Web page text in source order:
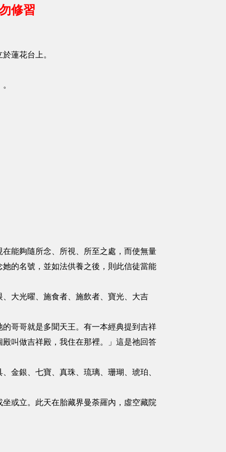
修習
蓮花台上。
能夠隨所念、所視、所至之處，而使無量
的名號，並如法供養之後，則此信徒當能
大光曜、施食者、施飲者、寶光、大吉
哥哥就是多聞天王。有一本經典提到吉祥
叫做吉祥殿，我住在那裡。」這是祂回答
金銀、七寶、真珠、琉璃、珊瑚、琥珀、
或立。此天在胎藏界曼荼羅內，虛空藏院